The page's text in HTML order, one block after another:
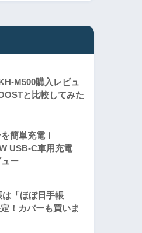
M500購入レビュ
と比較してみた
簡単充電！
USB-C車用充電
ー
は「ほぼ日手帳
！カバーも買いま